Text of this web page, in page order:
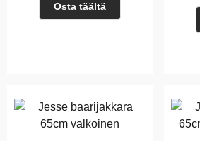
Osta täältä